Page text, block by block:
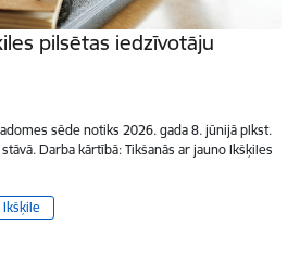
pilsētas iedzīvotāju
sēde notiks 2026. gada 8. jūnijā plkst.
Darba kārtībā: Tikšanās ar jauno Ikšķiles
Ikšķile